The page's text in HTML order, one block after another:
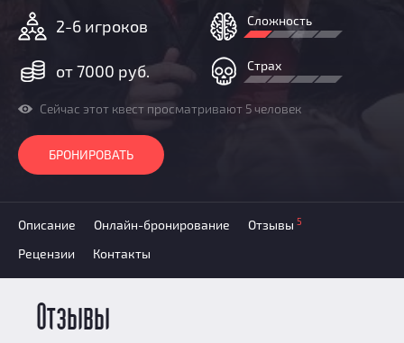
Новости
Партнерам
2-6 игроков
от 7000 руб.
Сложность
Страх
Сейчас этот квест просматривают 5 человек
БРОНИРОВАТЬ
Описание Онлайн-бронирование Отзывы 5
Рецензии Контакты
Отзывы